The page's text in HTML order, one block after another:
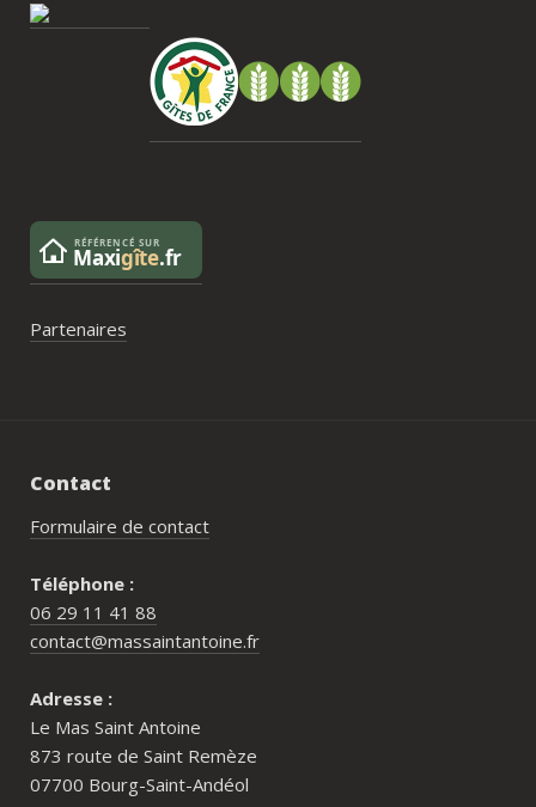
Partenaires
Contact
Formulaire de contact
Téléphone :
06 29 11 41 88
contact@massaintantoine.fr
Adresse :
Le Mas Saint Antoine
873 route de Saint Remèze
07700 Bourg-Saint-Andéol